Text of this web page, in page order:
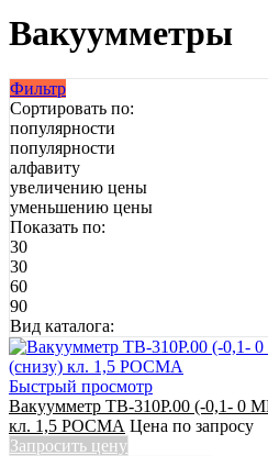
Вакуумметры
Фильтр
Сортировать по:
популярности
популярности
алфавиту
увеличению цены
уменьшению цены
Показать по:
30
30
60
90
Вид каталога:
Быстрый просмотр
Вакуумметр ТВ-310Р.00 (-0,1- 0
кл. 1,5 РОСМА Цена по запросу
Запросить цену